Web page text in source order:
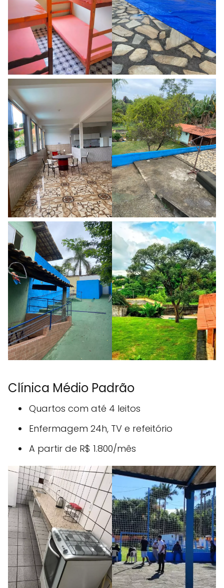
Clínica Médio Padrão
Quartos com até 4 leitos
Enfermagem 24h, TV e refeitório
A partir de R$ 1.800/mês